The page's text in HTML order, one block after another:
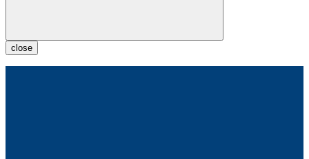
close